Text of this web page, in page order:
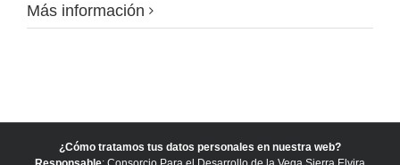
Más información
¿Cómo tratamos tus datos personales en nuestra web?